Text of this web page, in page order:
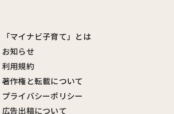
「マイナビ子育て」とは
お知らせ
利用規約
著作権と転載について
プライバシーポリシー
広告出稿について